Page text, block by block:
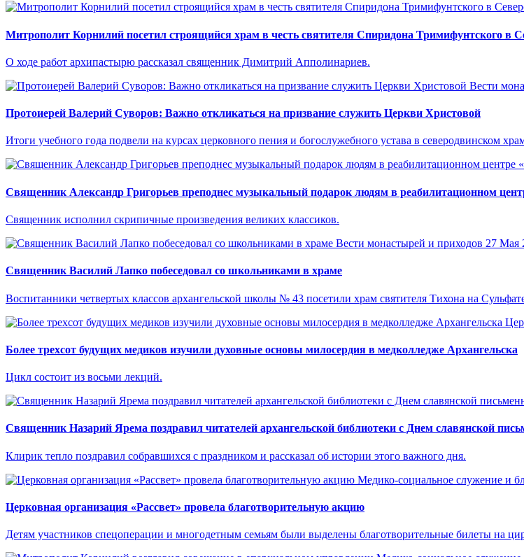
Митрополит Корнилий посетил строящийся храм в честь святителя Спиридона Тримифунтского в
О ходе работ архипастырю рассказал священник Димитрий Апполинариев.
Вести
Протоиерей Валерий Суворов: Важно откликаться на призвание служить Церкви Христовой
Итоги учебного года подвели на курсах церковного пения и богослужебного устава в северодвинском
Священник Александр Григорьев преподнес музыкальный подарок людям в реабилитационном
Священник исполнил скрипичные произведения великих классиков.
Вести монастырей и приходов 27 Мая
Священник Василий Лапко побеседовал со школьниками в храме
Воспитанники четвертых классов архангельской школы № 43 посетили храм святителя Тихона на
Более трехсот будущих медиков изучили духовные основы милосердия в медколледже Архангельска
Цикл состоит из восьми лекций.
Священник Назарий Ярема поздравил читателей архангельской библиотеки с Днем славянской
Клирик тепло поздравил собравшихся с праздником и рассказал об истории этого важного дня.
Медико-социальное служение и
Церковная организация «Рассвет» провела благотворительную акцию
Детям участников спецоперации и многодетным семьям были выделены благотворительные билеты на